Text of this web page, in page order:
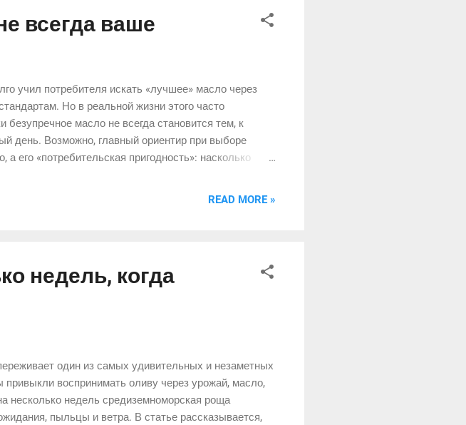
всегда ваше
учил потребителя искать «лучшее» масло через
Но в реальной жизни этого часто
безупречное масло не всегда становится тем, к
день. Возможно, главный ориентир при выборе
его «потребительская пригодность»: насколько
READ MORE »
недель, когда
один из самых удивительных и незаметных
воспринимать оливу через урожай, масло,
несколько недель средиземноморская роща
пыльцы и ветра. В статье рассказывается,